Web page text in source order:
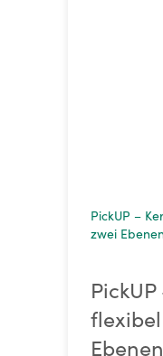
PickUP –
zwei